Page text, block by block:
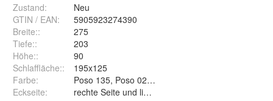
Zustand:
Neu
GTIN / EAN:
5905923274390
Breite::
275
Tiefe::
203
Höhe::
90
Schlaffläche::
195x125
Farbe:
Poso 135, Poso 02, Abriamo 04, Poso 110, Poso
Eckseite: rechte Seite und linke Seite